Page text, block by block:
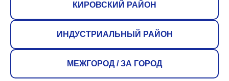
КИРОВСКИЙ РАЙОН
ИНДУСТРИАЛЬНЫЙ РАЙОН
МЕЖГОРОД / ЗА ГОРОД